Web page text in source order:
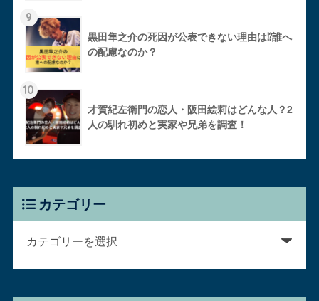
9
黒田隼之介の死因が公表できない理由は⁉︎誰へ
の配慮なのか？
10
才賀紀左衛門の恋人・阪田絵莉はどんな人？2
人の馴れ初めと実家や兄弟を調査！
カテゴリー